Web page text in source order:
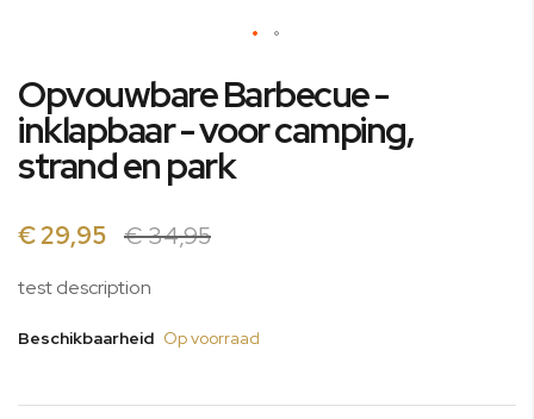
naar
het
begin
van
afbeeldingen-
gallerij
Opvouwbare Barbecue -
inklapbaar - voor camping,
strand en park
€ 29,95 € 34,95
test description
Beschikbaarheid Op voorraad